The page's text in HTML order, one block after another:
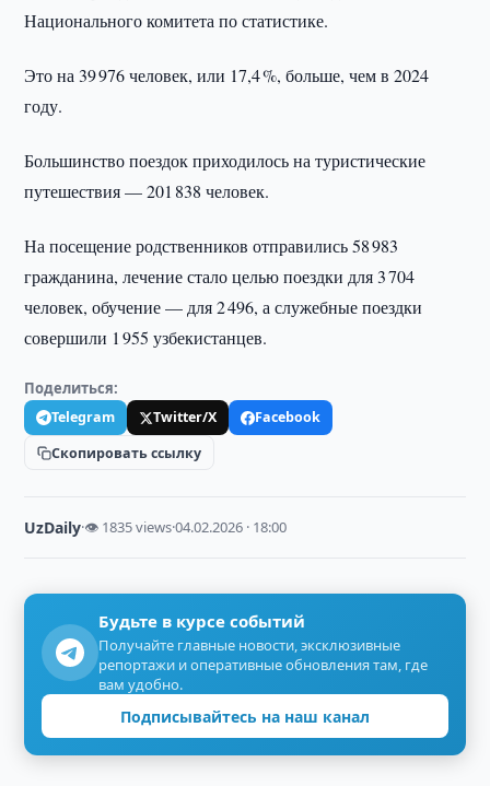
Национального комитета по статистике.
Это на 39 976 человек, или 17,4 %, больше, чем в 2024
году.
Большинство поездок приходилось на туристические
путешествия — 201 838 человек.
На посещение родственников отправились 58 983
гражданина, лечение стало целью поездки для 3 704
человек, обучение — для 2 496, а служебные поездки
совершили 1 955 узбекистанцев.
Поделиться:
Telegram Twitter/X
Facebook
Скопировать ссылку
UzDaily·👁 1835 views·04.02.2026 · 18:00
Будьте в курсе событий
Получайте главные новости, эксклюзивные
репортажи и оперативные обновления там, где
вам удобно.
Подписывайтесь на наш канал